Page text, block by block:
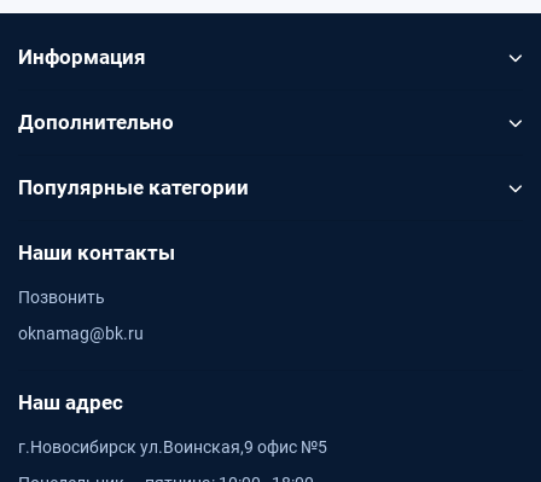
Информация
Дополнительно
Популярные категории
Наши контакты
Позвонить
oknamag@bk.ru
Наш адрес
г.Новосибирск ул.Воинская,9 офис №5